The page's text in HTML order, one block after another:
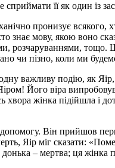
її як один із
пронизує
знає мову, якою воно
розчаруваннями,
чи пізно, коли ми
важливу подію, як
Його віра
жінка підійшла і
Він прийшов
Яір міг сказати:
донька – мертва; ця